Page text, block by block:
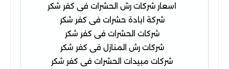
اسعار شركات رش الحشرات فى كفر شكر
شركة ابادة حشرات فى كفر شكر
شركات الحشرات فى كفر شكر
شركات رش المنازل فى كفر شكر
شركات مبيدات الحشرات فى كفر شكر